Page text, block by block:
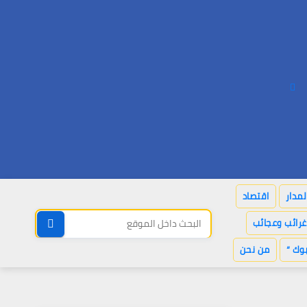
اقتصاد
غرائب وعجائب
“ من نحن